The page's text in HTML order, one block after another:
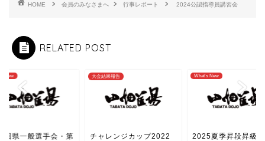
HOME 会員のみなさまへ 行事レポート 2024公認指導員講習会
RELATED POST
果報告
レンジカップ2022
What's New
2025夏季昇段昇級審査
What's New
第53回県一般選手会